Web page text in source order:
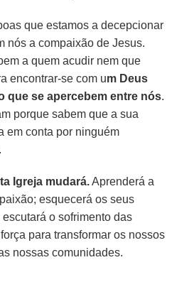
que estamos a decepcionar
nós a compaixão de Jesus.
a quem acudir nem que
encontrar-se com um Deus
que se apercebem entre nós.
porque sabem que a sua
em conta por ninguém
Igreja mudará.Aprenderá a
esquecerá os seus
o sofrimento das
para transformar os nossos
nossas comunidades.